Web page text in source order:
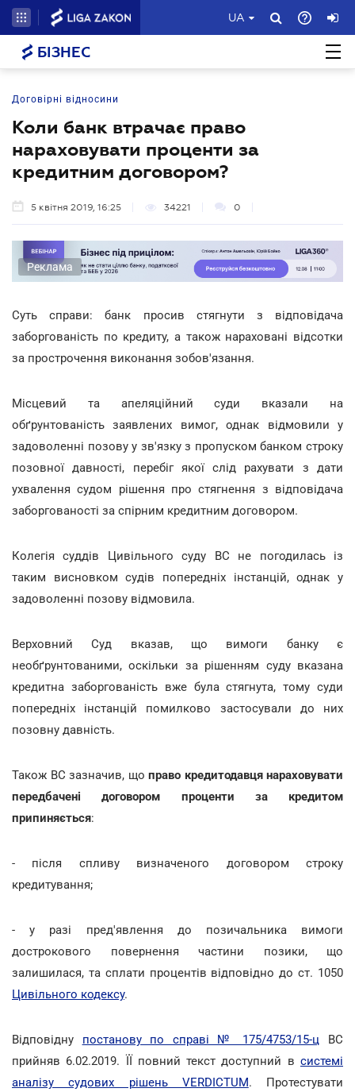
UA
БІЗНЕС
Договірні відносини
Коли банк втрачає право
нараховувати проценти за
кредитним договором?
5 квітня 2019, 16:25 34221 0
Реклама
Суть справи: банк просив стягнути з відповідача
заборгованість по кредиту, а також нараховані відсотки
за прострочення виконання зобов'язання.
Місцевий та апеляційний суди вказали на
обґрунтованість заявлених вимог, однак відмовили у
задоволенні позову у зв'язку з пропуском банком строку
позовної давності, перебіг якої слід рахувати з дати
ухвалення судом рішення про стягнення з відповідача
заборгованості за спірним кредитним договором.
Колегія суддів Цивільного суду ВС не погодилась із
таким висновком судів попередніх інстанцій, однак у
задоволенні позову відмовила.
Верховний Суд вказав, що вимоги банку є
необґрунтованими, оскільки за рішенням суду вказана
кредитна заборгованість вже була стягнута, тому суди
попередніх інстанцій помилково застосували до них
позовну давність.
Також ВС зазначив, що право кредитодавця нараховувати
передбачені договором проценти за кредитом
припиняється:
- після спливу визначеного договором строку
кредитування;
- у разі пред'явлення до позичальника вимоги
дострокового повернення частини позики, що
залишилася, та сплати процентів відповідно до ст. 1050
Цивільного кодексу.
Відповідну постанову по справі № 175/4753/15-ц ВС
прийняв 6.02.2019. ЇЇ повний текст доступний в системі
аналізу судових рішень VERDICTUM. Протестувати